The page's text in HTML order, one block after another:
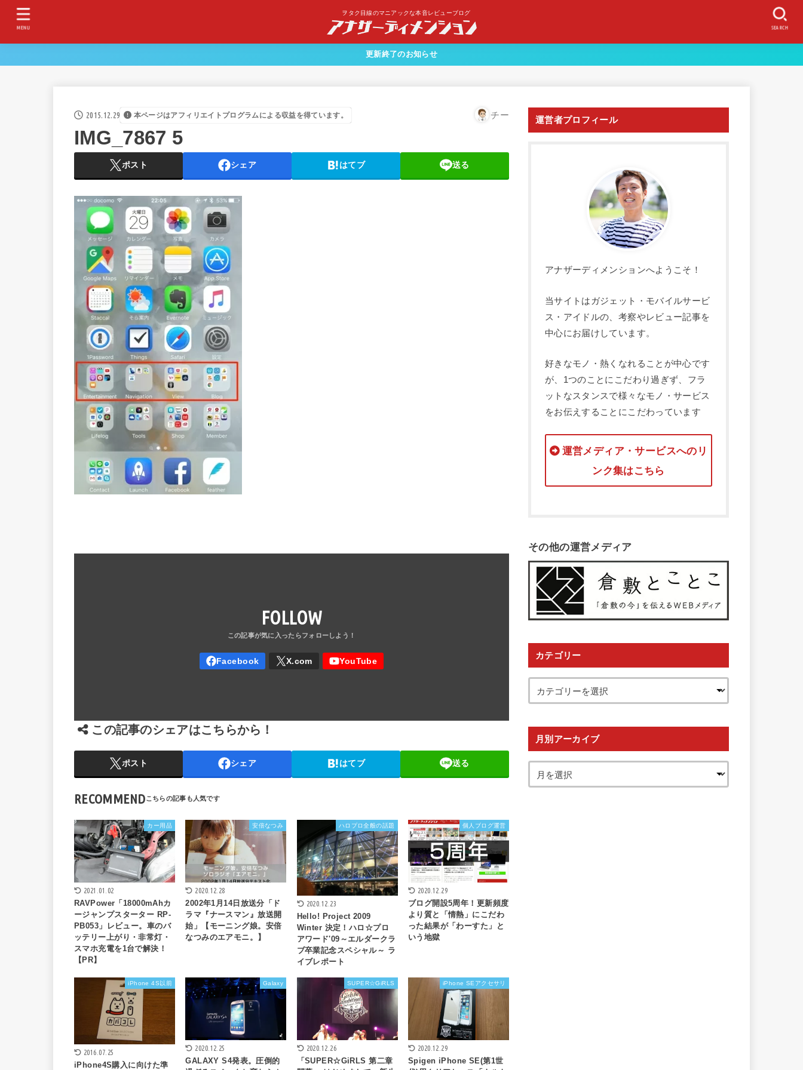
ヲタク目線のマニアックな本音レビューブログ
SEARCH
MENU
更新終了のお知らせ
2015.12.29 本ページはアフィリエイトプログラムによる収益を得ています。 チー
IMG_7867 5
ポスト シェア はてブ 送る
FOLLOW
この記事のシェアはこちらから！
ポスト シェア はてブ 送る
RECOMMEND
カー用品
2021.01.02
RAVPower「18000mAhカ
ージャンプスターター RP-
PB053」レビュー。車のバ
ッテリー上がり・非常灯・
スマホ充電を1台で解決！
【PR】
安倍なつみ
2020.12.28
2002年1月14日放送分「ド
ラマ『ナースマン』放送開
始」【モーニング娘。安倍
なつみのエアモニ。】
ハロプロ全般の話題
2020.12.23
Hello! Project 2009
Winter 決定！ハロ☆プロ
アワード'09～エルダークラ
ブ卒業記念スペシャル～ ラ
イブレポート
個人ブログ運営
2020.12.29
ブログ開設5周年！更新頻度
より質と「情熱」にこだわ
った結果が「わーすた」と
いう地獄
iPhone 4S以前
2016.07.25
iPhone4S購入に向けた準
Galaxy
2020.12.25
GALAXY S4発表。圧倒的
SUPER☆GiRLS
2020.12.26
「SUPER☆GiRLS 第二章
iPhone SEアクセサリ
2020.12.29
Spigen iPhone SE(第1世
運営者プロフィール
アナザーディメンションへようこそ！
当サイトはガジェット・モバイルサービ
ス・アイドルの、考察やレビュー記事を
中心にお届けしています。
好きなモノ・熱くなれることが中心です
が、1つのことにこだわり過ぎず、フラ
ットなスタンスで様々なモノ・サービス
をお伝えすることにこだわっています
運営メディア・サービスへのリ
ンク集はこちら
その他の運営メディア
カテゴリー
月別アーカイブ